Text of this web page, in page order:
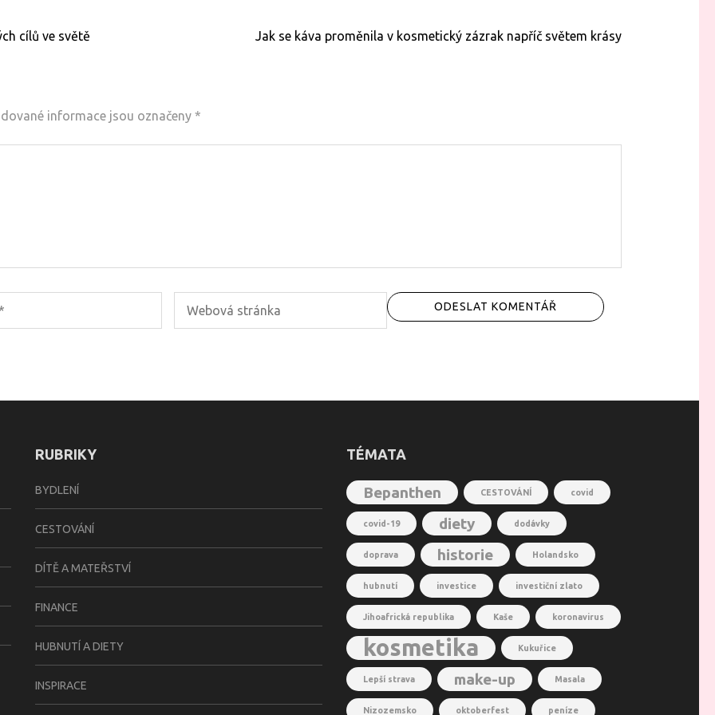
cílů ve světě Jak se káva proměnila v kosmetický zázrak napříč světem krásy
informace jsou označeny *
RUBRIKY
BYDLENÍ
CESTOVÁNÍ
DÍTĚ A MATEŘSTVÍ
FINANCE
HUBNUTÍ A DIETY
INSPIRACE
TÉMATA
Bepanthen CESTOVÁNÍ covid
covid-19 diety dodávky
doprava historie Holandsko
hubnutí investice investiční zlato
Jihoafrická republika Kaše koronavirus
kosmetika Kukuřice
Lepší strava make-up Masala
Nizozemsko oktoberfest peníze